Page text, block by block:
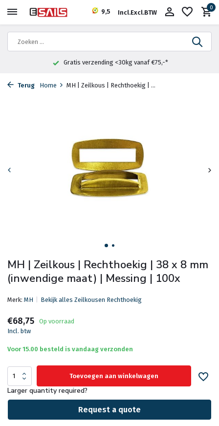
9,5 Incl.Excl.BTW
0
Gratis verzending <30kg vanaf €75,-*
Terug Home MH | Zeilkous | Rechthoekig | ...
MH | Zeilkous | Rechthoekig | 38 x 8 mm
(inwendige maat) | Messing | 100x
Merk: MH Bekijk alles Zeilkousen Rechthoekig
€68,75
Op voorraad
Incl. btw
Voor 15.00 besteld is vandaag verzonden
Toevoegen aan winkelwagen
Larger quantity required?
Request a quote